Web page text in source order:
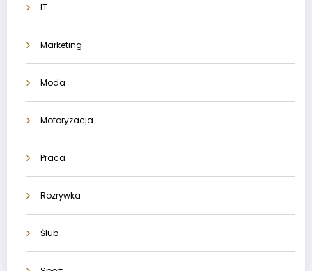
IT
Marketing
Moda
Motoryzacja
Praca
Rozrywka
Ślub